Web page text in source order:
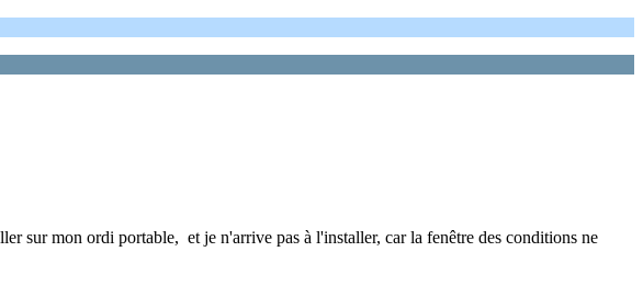
sur mon ordi portable, et je n'arrive pas à l'installer, car la fenêtre des conditions ne